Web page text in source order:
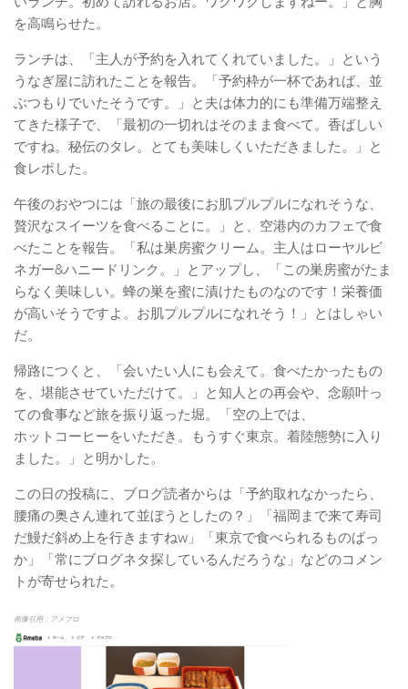
を高鳴らせた。
ランチは、「主人が予約を入れてくれていました。」という
うなぎ屋に訪れたことを報告。「予約枠が一杯であれば、並
ぶつもりでいたそうです。」と夫は体力的にも準備万端整え
てきた様子で、「最初の一切れはそのまま食べて。香ばしい
ですね。秘伝のタレ。とても美味しくいただきました。」と
食レポした。
午後のおやつには「旅の最後にお肌プルプルになれそうな、
贅沢なスイーツを食べることに。」と、空港内のカフェで食
べたことを報告。「私は巣房蜜クリーム。主人はローヤルビ
ネガー&ハニードリンク。」とアップし、「この巣房蜜がたま
らなく美味しい。蜂の巣を蜜に漬けたものなのです！栄養価
が高いそうですよ。お肌プルプルになれそう！」とはしゃい
だ。
帰路につくと、「会いたい人にも会えて。食べたかったもの
を、堪能させていただけて。」と知人との再会や、念願叶っ
ての食事など旅を振り返った堀。「空の上では、
ホットコーヒーをいただき。もうすぐ東京。着陸態勢に入り
ました。」と明かした。
この日の投稿に、ブログ読者からは「予約取れなかったら、
腰痛の奥さん連れて並ぼうとしたの？」「福岡まで来て寿司
だ鰻だ斜め上を行きますねw」「東京で食べられるものばっ
か」「常にブログネタ探しているんだろうな」などのコメン
トが寄せられた。
画像引用：アメブロ